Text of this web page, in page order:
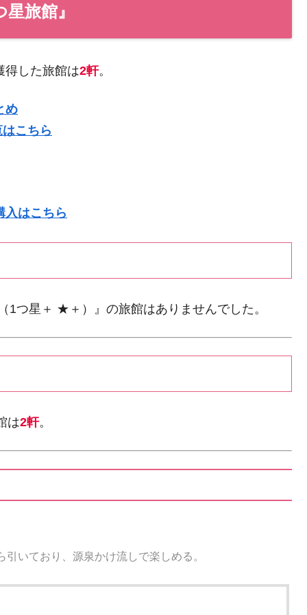
旅館』
した旅館は2軒。
め
こちら
入はこちら
1つ星＋ ★＋）』の旅館はありませんでした。
は2軒。
いており、源泉かけ流しで楽しめる。